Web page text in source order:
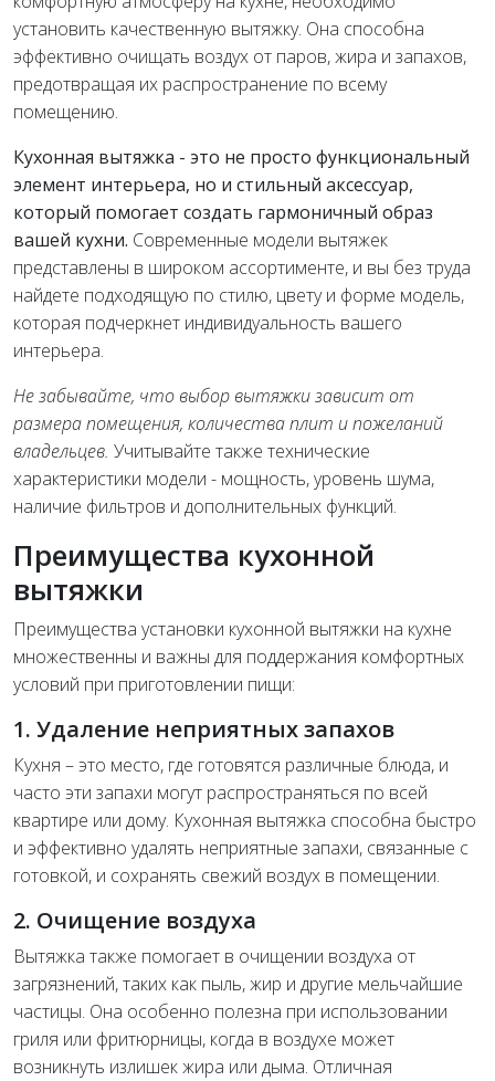
установить качественную вытяжку. Она способна
эффективно очищать воздух от паров, жира и запахов,
предотвращая их распространение по всему
помещению.
Кухонная вытяжка - это не просто функциональный
элемент интерьера, но и стильный аксессуар,
который помогает создать гармоничный образ
вашей кухни. Современные модели вытяжек
представлены в широком ассортименте, и вы без труда
найдете подходящую по стилю, цвету и форме модель,
которая подчеркнет индивидуальность вашего
интерьера.
Не забывайте, что выбор вытяжки зависит от
размера помещения, количества плит и пожеланий
владельцев. Учитывайте также технические
характеристики модели - мощность, уровень шума,
наличие фильтров и дополнительных функций.
Преимущества кухонной
вытяжки
Преимущества установки кухонной вытяжки на кухне
множественны и важны для поддержания комфортных
условий при приготовлении пищи:
1. Удаление неприятных запахов
Кухня – это место, где готовятся различные блюда, и
часто эти запахи могут распространяться по всей
квартире или дому. Кухонная вытяжка способна быстро
и эффективно удалять неприятные запахи, связанные с
готовкой, и сохранять свежий воздух в помещении.
2. Очищение воздуха
Вытяжка также помогает в очищении воздуха от
загрязнений, таких как пыль, жир и другие мельчайшие
частицы. Она особенно полезна при использовании
гриля или фритюрницы, когда в воздухе может
возникнуть излишек жира или дыма. Отличная